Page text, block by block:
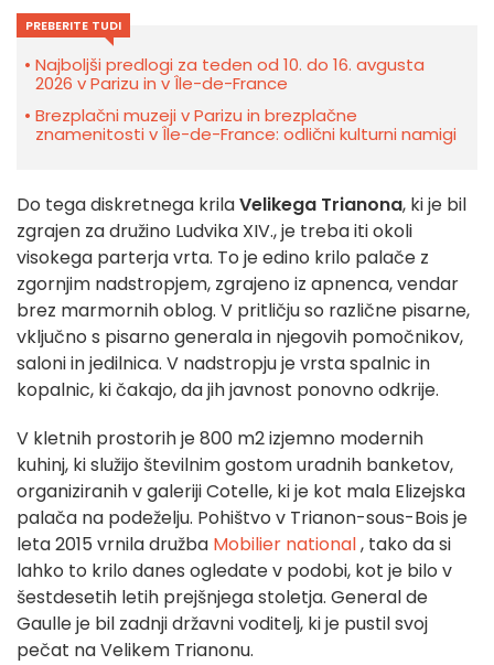
PREBERITE TUDI
Najboljši predlogi za teden od 10. do 16. avgusta
2026 v Parizu in v Île-de-France
Brezplačni muzeji v Parizu in brezplačne
znamenitosti v Île-de-France: odlični kulturni namigi
Do tega diskretnega krilaVelikega Trianona, ki je bil
zgrajen za družino Ludvika XIV., je treba iti okoli
visokega parterja vrta. To je edino krilo palače z
zgornjim nadstropjem, zgrajeno iz apnenca, vendar
brez marmornih oblog. V pritličju so različne pisarne,
vključno s pisarno generala in njegovih pomočnikov,
saloni in jedilnica. V nadstropju je vrsta spalnic in
kopalnic, ki čakajo, da jih javnost ponovno odkrije.
V kletnih prostorih je 800 m2 izjemno modernih
kuhinj, ki služijo številnim gostom uradnih banketov,
organiziranih v galeriji Cotelle, ki je kot mala Elizejska
palača na podeželju. Pohištvo v Trianon-sous-Bois je
leta 2015 vrnila družba Mobilier national, tako da si
lahko to krilo danes ogledate v podobi, kot je bilo v
šestdesetih letih prejšnjega stoletja. General de
Gaulle je bil zadnji državni voditelj, ki je pustil svoj
pečat na Velikem Trianonu.